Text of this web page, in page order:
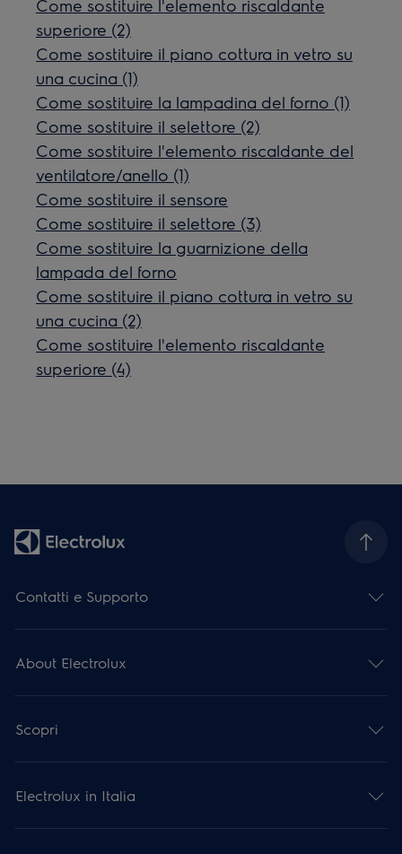
Come sostituire l'elemento riscaldante
superiore (2)
Come sostituire il piano cottura in vetro su
una cucina (1)
Come sostituire la lampadina del forno (1)
Come sostituire il selettore (2)
Come sostituire l'elemento riscaldante del
ventilatore/anello (1)
Come sostituire il sensore
Come sostituire il selettore (3)
Come sostituire la guarnizione della
lampada del forno
Come sostituire il piano cottura in vetro su
una cucina (2)
Come sostituire l'elemento riscaldante
superiore (4)
Contatti e Supporto
About Electrolux
Scopri
Electrolux in Italia